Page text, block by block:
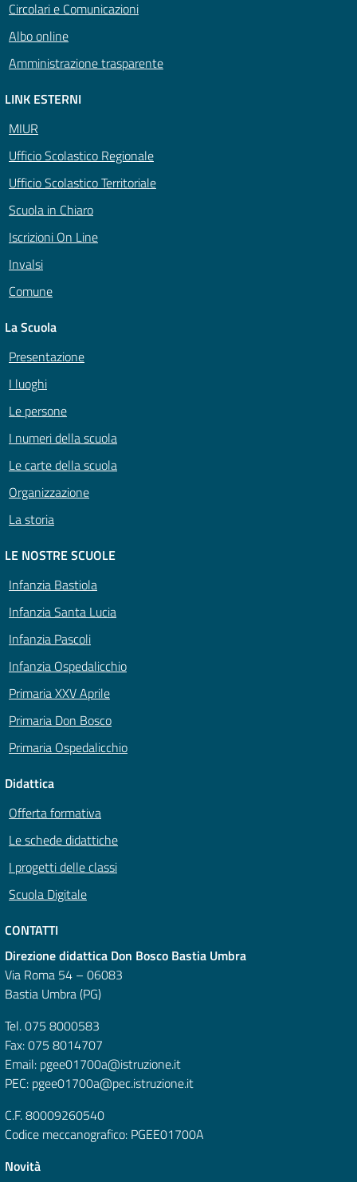
Circolari e Comunicazioni
Albo online
Amministrazione trasparente
LINK ESTERNI
MIUR
Ufficio Scolastico Regionale
Ufficio Scolastico Territoriale
Scuola in Chiaro
Iscrizioni On Line
Invalsi
Comune
La Scuola
Presentazione
I luoghi
Le persone
I numeri della scuola
Le carte della scuola
Organizzazione
La storia
LE NOSTRE SCUOLE
Infanzia Bastiola
Infanzia Santa Lucia
Infanzia Pascoli
Infanzia Ospedalicchio
Primaria XXV Aprile
Primaria Don Bosco
Primaria Ospedalicchio
Didattica
Offerta formativa
Le schede didattiche
I progetti delle classi
Scuola Digitale
CONTATTI
Direzione didattica Don Bosco Bastia Umbra
Via Roma 54 – 06083
Bastia Umbra (PG)
Tel. 075 8000583
Fax: 075 8014707
Email: pgee01700a@istruzione.it
PEC: pgee01700a@pec.istruzione.it
C.F. 80009260540
Codice meccanografico: PGEE01700A
Novità